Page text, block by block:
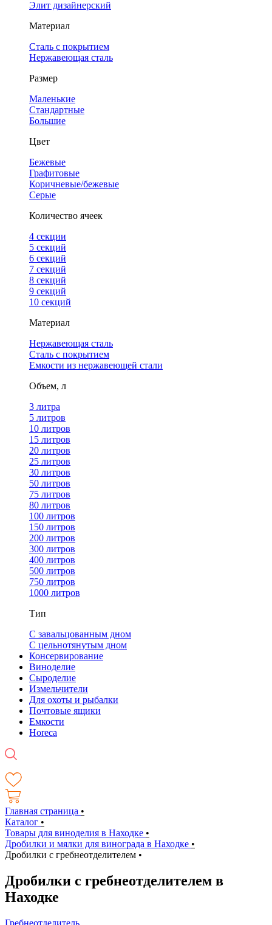
Элит дизайнерский
Материал
Сталь с покрытием
Нержавеющая сталь
Размер
Маленькие
Стандартные
Большие
Цвет
Бежевые
Графитовые
Коричневые/бежевые
Серые
Количество ячеек
4 cекции
5 секций
6 секций
7 секций
8 секций
9 секций
10 секций
Материал
Нержавеющая сталь
Сталь с покрытием
Емкости из нержавеющей стали
Объем, л
3 литра
5 литров
10 литров
15 литров
20 литров
25 литров
30 литров
50 литров
75 литров
80 литров
100 литров
150 литров
200 литров
300 литров
400 литров
500 литров
750 литров
1000 литров
Тип
С завальцованным дном
С цельнотянутым дном
Консервирование
Виноделие
Сыроделие
Измельчители
Для охоты и рыбалки
Почтовые ящики
Емкости
Horeca
Главная страница •
Каталог •
Товары для виноделия в Находке •
Дробилки и мялки для винограда в Находке •
Дробилки с гребнеотделителем •
Дробилки с гребнеотделителем в
Находке
Гребнеотделитель